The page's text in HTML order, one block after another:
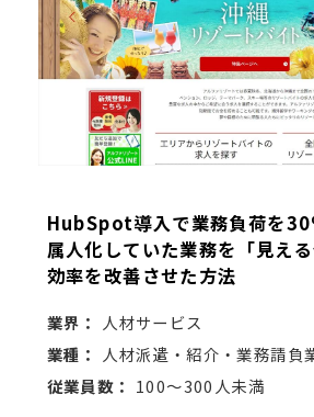
HubSpot導入で業務負荷を
属人化していた業務を「見え
効率を改善させた方法
業界： 人材サービス
業種： 人材派遣・紹介・業務請負
従業員数： 100～300人未満